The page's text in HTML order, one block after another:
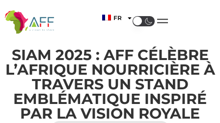
FR
SIAM 2025 : AFF CÉLÈBRE
L’AFRIQUE NOURRICIÈRE À
TRAVERS UN STAND
EMBLÉMATIQUE INSPIRÉ
PAR LA VISION ROYALE